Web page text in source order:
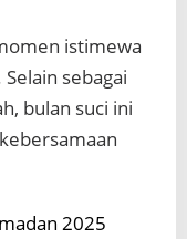
istimewa
sebagai
bulan suci ini
2025